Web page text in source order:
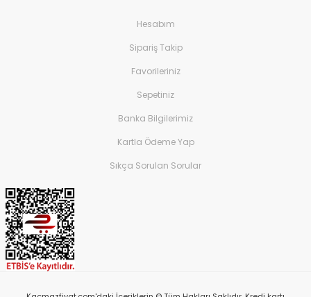
Hesabım
Sipariş Takip
Favorileriniz
Sepetiniz
Banka Bilgilerimiz
Kartla Ödeme Yap
Sıkça Sorulan Sorular